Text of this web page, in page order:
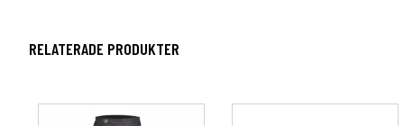
RELATERADE PRODUKTER